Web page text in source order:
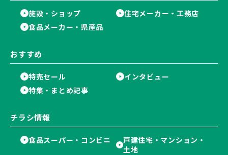
施設・ショップ
住宅メーカー・工務店
食品メーカー・県産品
おすすめ
特売セール
インタビュー
特集・まとめ記事
チラシ情報
食品スーパー・コンビニ
戸建住宅・マンション・
土地